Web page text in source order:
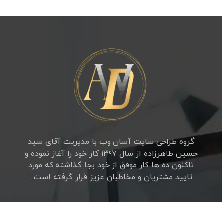
گروه طراحی سایت آسان وب با مدیریت آقای سید
حسین طاهرزاده از سال ۱۳۹۷ کار خود را آغاز نموده و
تاکنون ده ها کار موفق از خود بجا گذاشته که مورد
تایید مشتریان و مخاطبان عزیز قرار گرفته است .